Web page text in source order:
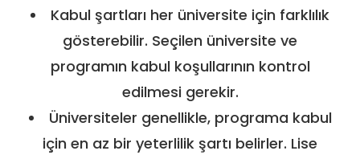
Kabul şartları her üniversite için farklılık
gösterebilir. Seçilen üniversite ve
programın kabul koşullarının kontrol
edilmesi gerekir.
Üniversiteler genellikle, programa kabul
için en az bir yeterlilik şartı belirler. Lise